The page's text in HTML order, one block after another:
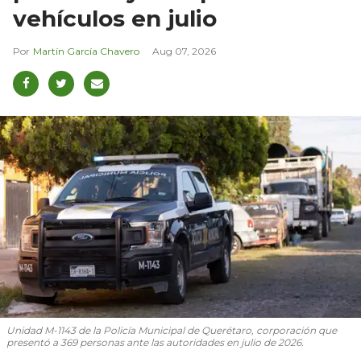
vehículos en julio
Martín García Chavero Aug 07, 2026
Unidad M-1143 de la Policía Municipal de Querétaro, corporación que
presentó a 369 personas ante las autoridades en julio de 2026.